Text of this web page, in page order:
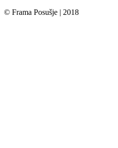
© Frama Posušje | 2018